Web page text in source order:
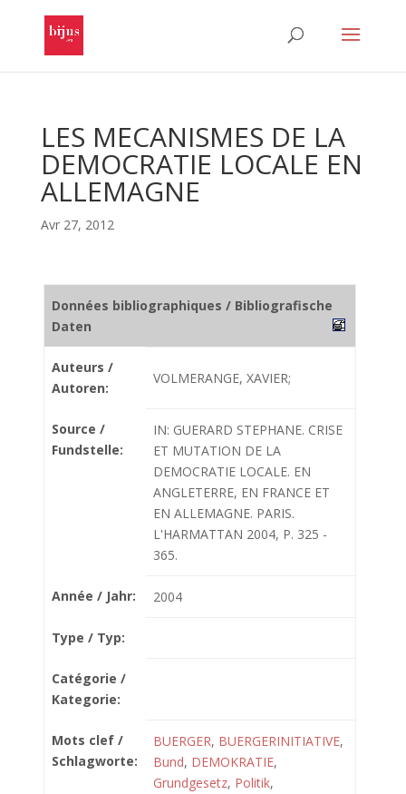
LES MECANISMES DE LA
DEMOCRATIE LOCALE EN
ALLEMAGNE
Avr 27, 2012
Données bibliographiques / Bibliografische
Daten
Auteurs /
Autoren:
VOLMERANGE, XAVIER;
Source /
Fundstelle:
IN: GUERARD STEPHANE. CRISE
ET MUTATION DE LA
DEMOCRATIE LOCALE. EN
ANGLETERRE, EN FRANCE ET
EN ALLEMAGNE. PARIS.
L'HARMATTAN 2004, P. 325 -
365.
Année / Jahr: 2004
Type / Typ:
Catégorie /
Kategorie:
Mots clef /
Schlagworte:
BUERGER, BUERGERINITIATIVE,
Bund, DEMOKRATIE,
Grundgesetz, Politik,